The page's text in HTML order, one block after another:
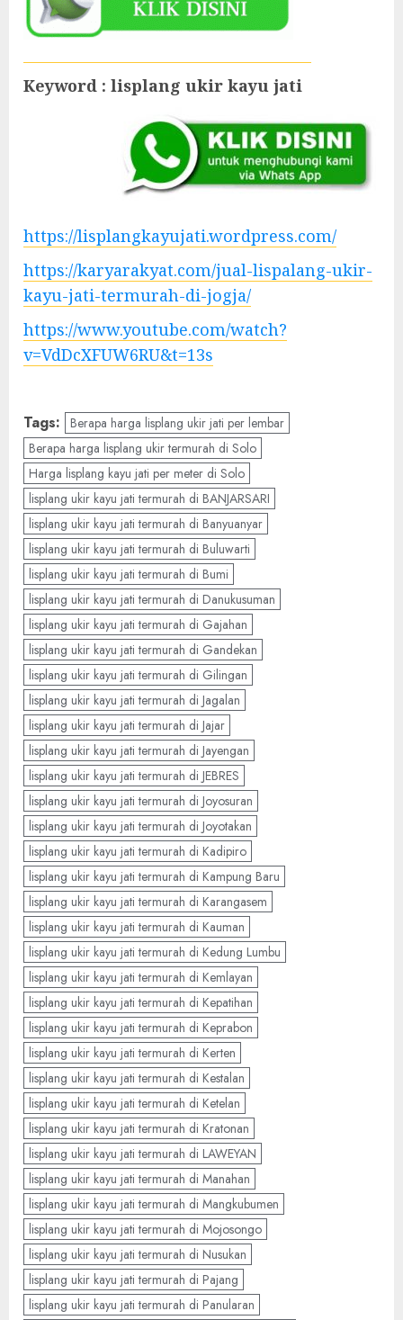
Keyword : lisplang ukir kayu jati
https://lisplangkayujati.wordpress.com/
https://karyarakyat.com/jual-lispalang-ukir-
kayu-jati-termurah-di-jogja/
https://www.youtube.com/watch?
v=VdDcXFUW6RU&t=13s
Tags: Berapa harga lisplang ukir jati per lembar
Berapa harga lisplang ukir termurah di Solo
Harga lisplang kayu jati per meter di Solo
lisplang ukir kayu jati termurah di BANJARSARI
lisplang ukir kayu jati termurah di Banyuanyar
lisplang ukir kayu jati termurah di Buluwarti
lisplang ukir kayu jati termurah di Bumi
lisplang ukir kayu jati termurah di Danukusuman
lisplang ukir kayu jati termurah di Gajahan
lisplang ukir kayu jati termurah di Gandekan
lisplang ukir kayu jati termurah di Gilingan
lisplang ukir kayu jati termurah di Jagalan
lisplang ukir kayu jati termurah di Jajar
lisplang ukir kayu jati termurah di Jayengan
lisplang ukir kayu jati termurah di JEBRES
lisplang ukir kayu jati termurah di Joyosuran
lisplang ukir kayu jati termurah di Joyotakan
lisplang ukir kayu jati termurah di Kadipiro
lisplang ukir kayu jati termurah di Kampung Baru
lisplang ukir kayu jati termurah di Karangasem
lisplang ukir kayu jati termurah di Kauman
lisplang ukir kayu jati termurah di Kedung Lumbu
lisplang ukir kayu jati termurah di Kemlayan
lisplang ukir kayu jati termurah di Kepatihan
lisplang ukir kayu jati termurah di Keprabon
lisplang ukir kayu jati termurah di Kerten
lisplang ukir kayu jati termurah di Kestalan
lisplang ukir kayu jati termurah di Ketelan
lisplang ukir kayu jati termurah di Kratonan
lisplang ukir kayu jati termurah di LAWEYAN
lisplang ukir kayu jati termurah di Manahan
lisplang ukir kayu jati termurah di Mangkubumen
lisplang ukir kayu jati termurah di Mojosongo
lisplang ukir kayu jati termurah di Nusukan
lisplang ukir kayu jati termurah di Pajang
lisplang ukir kayu jati termurah di Panularan